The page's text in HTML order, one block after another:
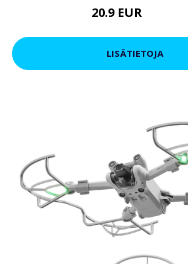
20.9 EUR
LISÄTIETOJA